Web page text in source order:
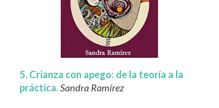
5. Crianza con apego: de la teoría a la
práctica.Sandra Ramírez